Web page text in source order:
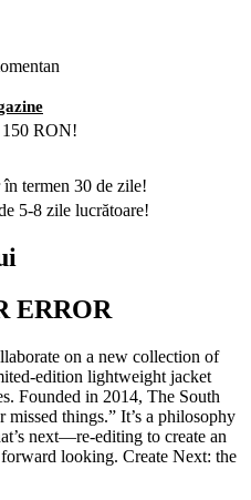
150 RON!
termen 30 de zile!
5-8 zile lucrătoare!
ERROR
on a new collection of
edition lightweight jacket
Founded in 2014, The South
missed things.” It’s a philosophy
next—re-editing to create an
forward looking. Create Next: the